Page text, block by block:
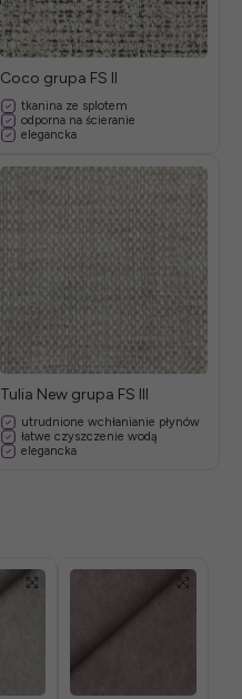
Coco grupa FS II
tkanina ze splotem
odporna na ścieranie
elegancka
Tulia New grupa FS III
utrudnione wchłanianie płynów
łatwe czyszczenie wodą
elegancka